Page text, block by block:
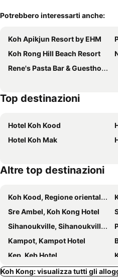
Potrebbero interessarti anche:
Koh Apikjun Resort by EHM
Koh Rong Hill Beach Resort
Rene's Pasta Bar & Guesthouse
Top destinazioni
Hotel Koh Kood
Hotel Koh Mak
Altre top destinazioni
Koh Kood, Regione orientale Hotel
Sre Ambel, Koh Kong Hotel
Sihanoukville, Sihanoukville Hotel
Kampot, Kampot Hotel
Kep, Keb Hotel
Sen Monorom, Mondul Kiri Hotel
Koh Kong: visualizza tutti gli